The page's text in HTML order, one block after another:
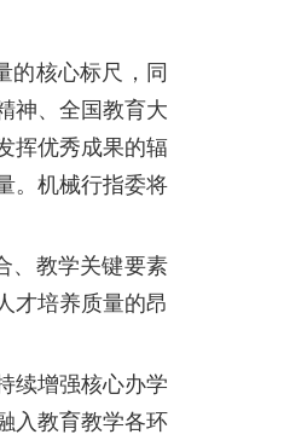
的核心标尺，同
神、全国教育大
挥优秀成果的辐
。机械行指委将
、教学关键要素
才培养质量的昂
续增强核心办学
入教育教学各环